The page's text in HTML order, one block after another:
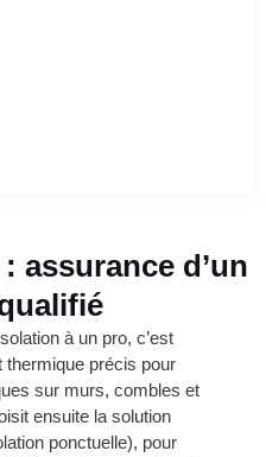
assurance d’un
à un pro, c’est
thermique précis pour
sur murs, combles et
ensuite la solution
ponctuelle), pour